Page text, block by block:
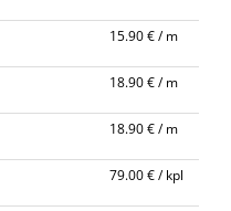
15.90 € / m
18.90 € / m
18.90 € / m
79.00 € / kpl